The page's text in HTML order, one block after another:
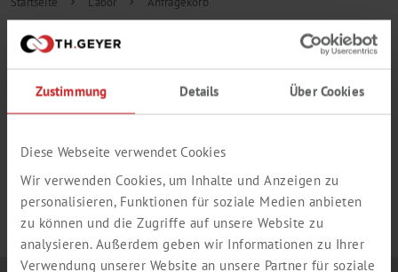
Zustimmung Details Über Cookies
Diese Webseite verwendet Cookies
Wir verwenden Cookies, um Inhalte und Anzeigen zu
personalisieren, Funktionen für soziale Medien anbieten
zu können und die Zugriffe auf unsere Website zu
analysieren. Außerdem geben wir Informationen zu Ihrer
Verwendung unserer Website an unsere Partner für soziale
INHALT ANFRAGEKORB
add_circle_outline Freie Anfrageposition hinzufügen
IHR ANFRAGEKORB IST LEER.